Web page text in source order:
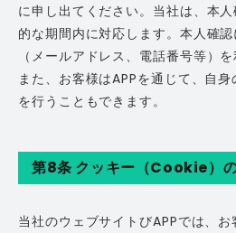
に申し出てください。当社は、本
的な期間内に対応します。本人確
（メールアドレス、電話番号等）を
また、お客様はAPPを通じて、自
を行うこともできます。
第8条 クッキー（Cookie）
当社のウェブサイトびAPPでは、